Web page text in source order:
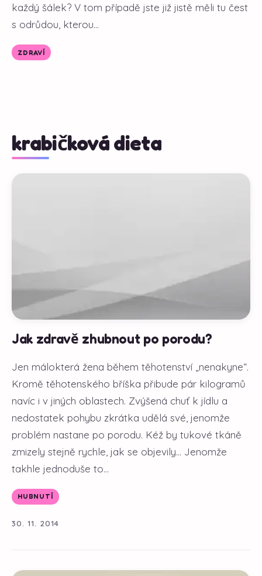
každý šálek? V tom případě jste již jistě měli tu čest
s odrůdou, kterou...
ZDRAVÍ
krabičková dieta
Jak zdravě zhubnout po porodu?
Jen málokterá žena během těhotenství „nenakyne“.
Kromě těhotenského bříška přibude pár kilogramů
navíc i v jiných oblastech. Zvýšená chuť k jídlu a
nedostatek pohybu zkrátka udělá své, jenomže
problém nastane po porodu. Kéž by tukové tkáně
zmizely stejně rychle, jak se objevily... Jenomže
takhle jednoduše to...
HUBNUTÍ
30. 11. 2014